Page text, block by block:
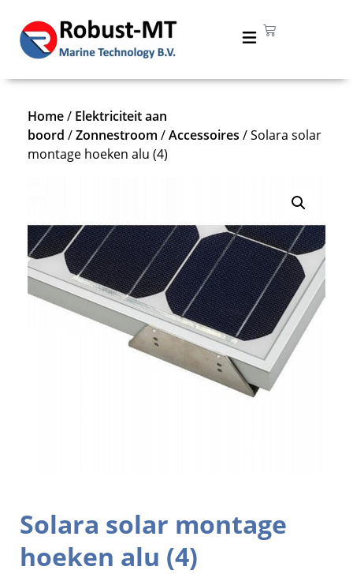
Solara solar montage
hoeken alu (4)
Home/ Elektriciteit aan
boord /Zonnestroom /Accessoires / Solara solar
montage hoeken alu (4)